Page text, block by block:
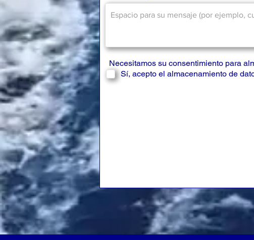
Necesitamos su consentimiento para
Sí, acepto el almacenamiento de